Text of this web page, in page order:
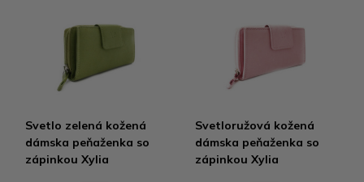
Svetlo zelená kožená
dámska peňaženka so
zápinkou Xylia
Svetloružová kožená
dámska peňaženka so
zápinkou Xylia